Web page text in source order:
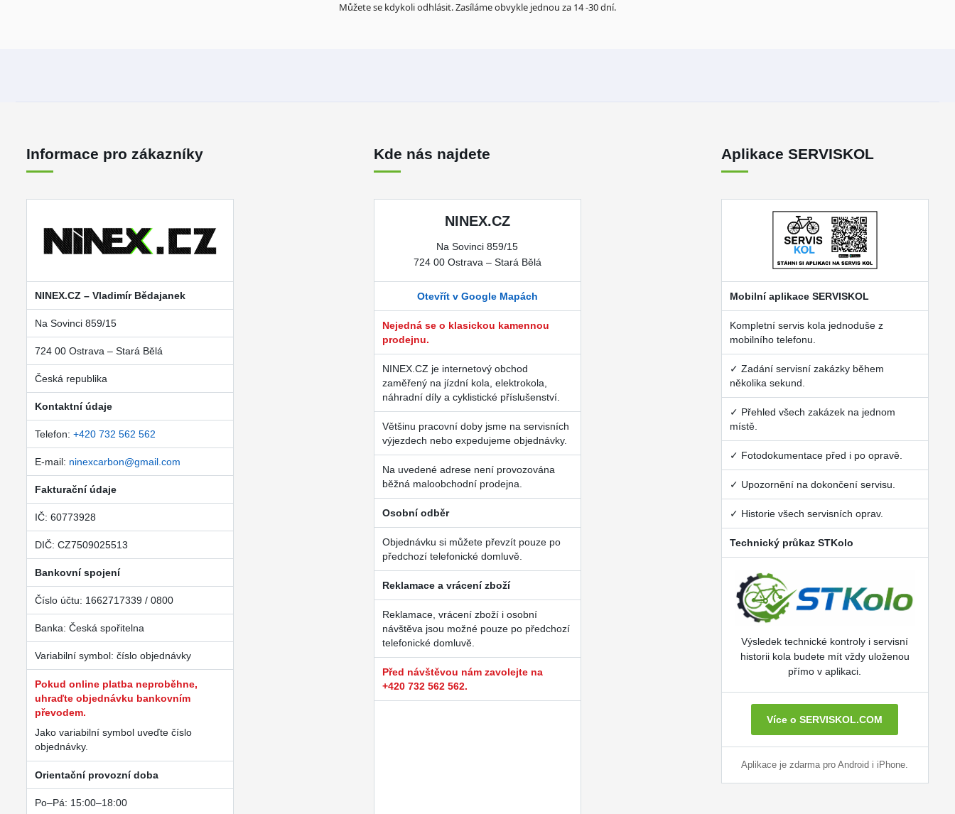
Můžete se kdykoli odhlásit. Zasíláme obvykle jednou za 14 -30 dní.
Informace pro zákazníky
NINEX.CZ – Vladimír Bědajanek
Na Sovinci 859/15
724 00 Ostrava – Stará Bělá
Česká republika
Kontaktní údaje
Telefon: +420 732 562 562
E-mail: ninexcarbon@gmail.com
Fakturační údaje
IČ: 60773928
DIČ: CZ7509025513
Bankovní spojení
Číslo účtu: 1662717339 / 0800
Banka: Česká spořitelna
Variabilní symbol: číslo objednávky
Pokud online platba neproběhne,
uhraďte objednávku bankovním
převodem.
Jako variabilní symbol uveďte číslo
objednávky.
Orientační provozní doba
Po–Pá: 15:00–18:00
Kde nás najdete
NINEX.CZ
Na Sovinci 859/15
724 00 Ostrava – Stará Bělá
Otevřít v Google Mapách
Nejedná se o klasickou kamennou
prodejnu.
NINEX.CZ je internetový obchod
zaměřený na jízdní kola, elektrokola,
náhradní díly a cyklistické příslušenství.
Většinu pracovní doby jsme na servisních
výjezdech nebo expedujeme objednávky.
Na uvedené adrese není provozována
běžná maloobchodní prodejna.
Osobní odběr
Objednávku si můžete převzít pouze po
předchozí telefonické domluvě.
Reklamace a vrácení zboží
Reklamace, vrácení zboží i osobní
návštěva jsou možné pouze po předchozí
telefonické domluvě.
Před návštěvou nám zavolejte na
+420 732 562 562.
Aplikace SERVISKOL
Mobilní aplikace SERVISKOL
Kompletní servis kola jednoduše z
mobilního telefonu.
✓ Zadání servisní zakázky během
několika sekund.
✓ Přehled všech zakázek na jednom
místě.
✓ Fotodokumentace před i po opravě.
✓ Upozornění na dokončení servisu.
✓ Historie všech servisních oprav.
Technický průkaz STKolo
Výsledek technické kontroly i servisní
historii kola budete mít vždy uloženou
přímo v aplikaci.
Více o SERVISKOL.COM
Aplikace je zdarma pro Android i iPhone.